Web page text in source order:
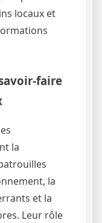
locaux et
faire
la
la
et la
Leur rôle